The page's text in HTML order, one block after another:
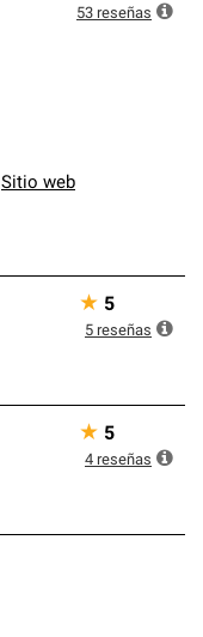
Sitio web
53 reseñas
★ 5
5 reseñas
★ 5
4 reseñas